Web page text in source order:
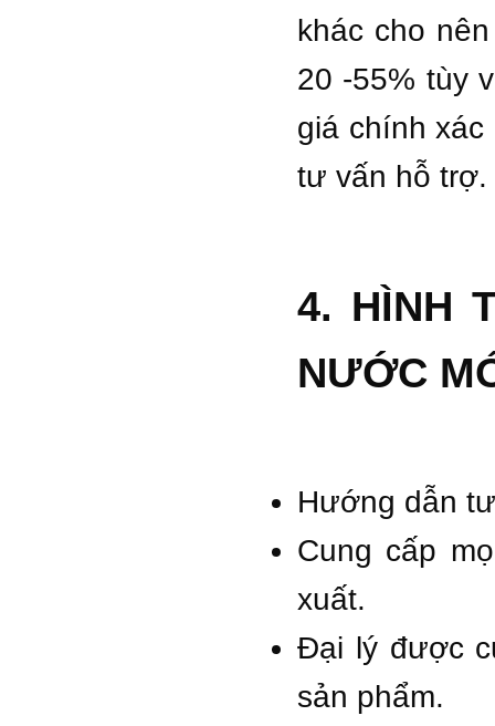
khác cho
20 -55% tùy
giá chính
tư vấn hỗ trợ.
4. HÌNH
NƯỚC
Hướng dẫn
Cung cấp
xuất.
Đại lý được
sản phẩm.